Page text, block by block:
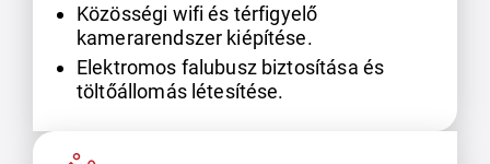
Közösségi wifi és térfigyelő
kamerarendszer kiépítése.
Elektromos falubusz biztosítása és
töltőállomás létesítése.